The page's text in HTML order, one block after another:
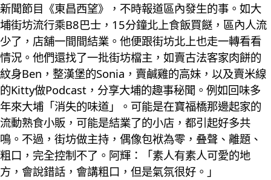
新聞節目《東昌西望》，不時報道區內發生的事。如大
埔街坊流行乘B8巴士，15分鐘北上食飯買餸，區內人流
少了，店舖一間間結業。他便跟街坊北上也走一轉看看
情況。他們還找了一批街坊檔主，如賣古法客家肉餅的
紋身Ben，整漢堡的Sonia，賣鹹雞的高妹，以及賣米線
的Kitty做Podcast，分享大埔的趣事秘聞。例如回味多
年來大埔「消失的味道」。可能是在寶福橋那邊起家的
流動熟食小販，可能是結業了的小店，都引起好多共
鳴。不過，街坊做主持，偶像包袱為零，叠聲、離題、
粗口，完全控制不了。阿輝：「素人有素人可愛的地
方，會說錯話，會講粗口，但是氣氛很好。」